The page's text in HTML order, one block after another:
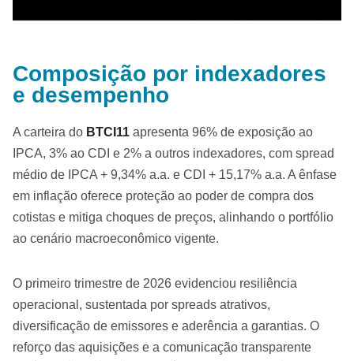
Composição por indexadores
e desempenho
A carteira do BTCI11 apresenta 96% de exposição ao
IPCA, 3% ao CDI e 2% a outros indexadores, com spread
médio de IPCA + 9,34% a.a. e CDI + 15,17% a.a. A ênfase
em inflação oferece proteção ao poder de compra dos
cotistas e mitiga choques de preços, alinhando o portfólio
ao cenário macroeconômico vigente.
O primeiro trimestre de 2026 evidenciou resiliência
operacional, sustentada por spreads atrativos,
diversificação de emissores e aderência a garantias. O
reforço das aquisições e a comunicação transparente